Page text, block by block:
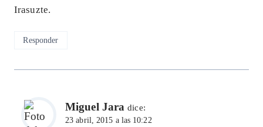
Irasuzte.
Responder
Miguel Jara dice:
23 abril, 2015 a las 10:22